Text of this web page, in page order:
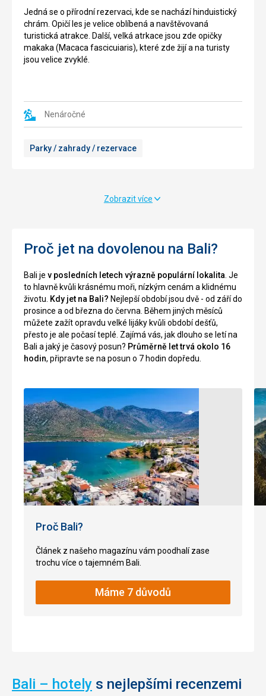
Jedná se o přírodní rezervaci, kde se nachází hinduistický
chrám. Opičí les je velice oblíbená a navštěvovaná
turistická atrakce. Další, velká atrkace jsou zde opičky
makaka (Macaca fascicuiaris), které zde žijí a na turisty
jsou velice zvyklé.
Nenáročné
Parky / zahrady / rezervace
Jedná
jeden
Bali.
Stojí
výšce
století
zasvěcen
duchům
oceánů
moří.
atrakce
jsou
zde
divoké
opičky,
které
často
kradou
Nenáročné
stavby
ostrova
Chrám
postaven
formaci
popud
Nirartha,
poté
prohlásil
svaté
místo
balijských
mořských
bohů.
Sklály
obývají
jedovatí
mořští
hadi,
kteří
úkol
chránit
místo
před
vetřelci.
hadovi,
Zobrazit více
Proč jet na dovolenou na Bali?
Bali je v posledních letech výrazně populární lokalita . Je
to hlavně kvůli krásnému moři, nízkým cenám a klidnému
životu. Kdy jet na Bali? Nejlepší období jsou dvě - od září do
prosince a od března do června. Během jiných měsíců
můžete zažít opravdu velké lijáky kvůli období dešťů,
přesto je ale počasí teplé. Zajímá vás, jak dlouho se letí na
Bali a jaký je časový posun? Průměrně let trvá okolo 16
hodin, připravte se na posun o 7 hodin dopředu.
Proč Bali?
Článek z našeho magazínu vám poodhalí zase
trochu více o tajemném Bali.
Máme 7 důvodů
Bali – hotely s nejlepšími recenzemi